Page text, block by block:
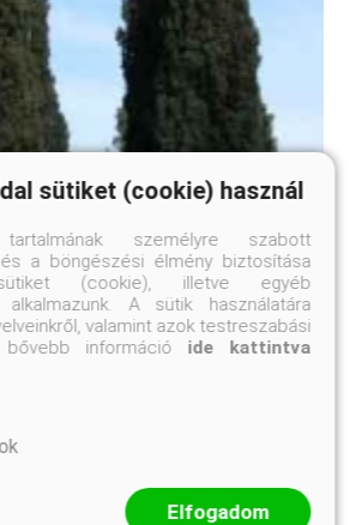
sütiket (cookie) használ
tartalmának személyre szabott
a böngészési élmény biztosítása
(cookie), illetve egyéb
alkalmazunk. A sütik használatára
valamint azok testreszabási
bővebb információ ide kattintva
Elfogadom